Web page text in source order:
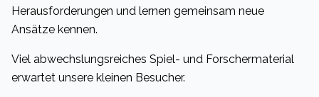
Herausforderungen und lernen gemeinsam neue
Ansätze kennen.
Viel abwechslungsreiches Spiel- und Forschermaterial
erwartet unsere kleinen Besucher.